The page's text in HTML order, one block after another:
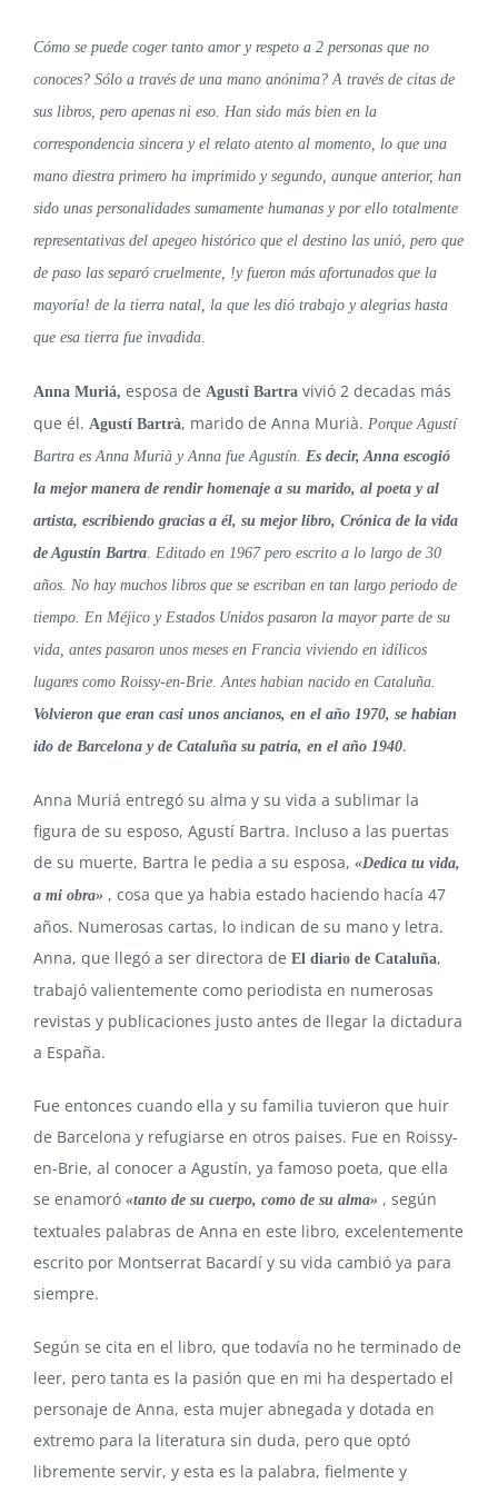
Cómo se puede coger tanto amor y respeto a 2 personas que no
conoces? Sólo a través de una mano anónima? A través de citas de
sus libros, pero apenas ni eso. Han sido más bien en la
correspondencia sincera y el relato atento al momento, lo que una
mano diestra primero ha imprimido y segundo, aunque anterior, han
sido unas personalidades sumamente humanas y por ello totalmente
representativas del apegeo histórico que el destino las unió, pero que
de paso las separó cruelmente, !y fueron más afortunados que la
mayoría! de la tierra natal, la que les dió trabajo y alegrias hasta
que esa tierra fue invadida.
Anna Muriá, esposa de Agustí Bartra vivió 2 decadas más
que él. Agustí Bartrà, marido de Anna Murià. Porque Agustí
Bartra es Anna Murià y Anna fue Agustín. Es decir, Anna escogió
la mejor manera de rendir homenaje a su marido, al poeta y al
artista, escribiendo gracias a él, su mejor libro, Crónica de la vida
de Agustín Bartra . Editado en 1967 pero escrito a lo largo de 30
años. No hay muchos libros que se escriban en tan largo periodo de
tiempo. En Méjico y Estados Unidos pasaron la mayor parte de su
vida, antes pasaron unos meses en Francia viviendo en idílicos
lugares como Roissy-en-Brie. Antes habian nacido en Cataluña.
Volvieron que eran casi unos ancianos, en el año 1970, se habian
ido de Barcelona y de Cataluña su patria, en el año 1940.
Anna Muriá entregó su alma y su vida a sublimar la
figura de su esposo, Agustí Bartra. Incluso a las puertas
de su muerte, Bartra le pedia a su esposa, «Dedica tu vida,
a mi obra» , cosa que ya habia estado haciendo hacía 47
años. Numerosas cartas, lo indican de su mano y letra.
Anna, que llegó a ser directora de El diario de Cataluña,
trabajó valientemente como periodista en numerosas
revistas y publicaciones justo antes de llegar la dictadura
a España.
Fue entonces cuando ella y su familia tuvieron que huir
de Barcelona y refugiarse en otros paises. Fue en Roissy-
en-Brie, al conocer a Agustín, ya famoso poeta, que ella
se enamoró «tanto de su cuerpo, como de su alma» , según
textuales palabras de Anna en este libro, excelentemente
escrito por Montserrat Bacardí y su vida cambió ya para
siempre.
Según se cita en el libro, que todavía no he terminado de
leer, pero tanta es la pasión que en mi ha despertado el
personaje de Anna, esta mujer abnegada y dotada en
extremo para la literatura sin duda, pero que optó
libremente servir, y esta es la palabra, fielmente y